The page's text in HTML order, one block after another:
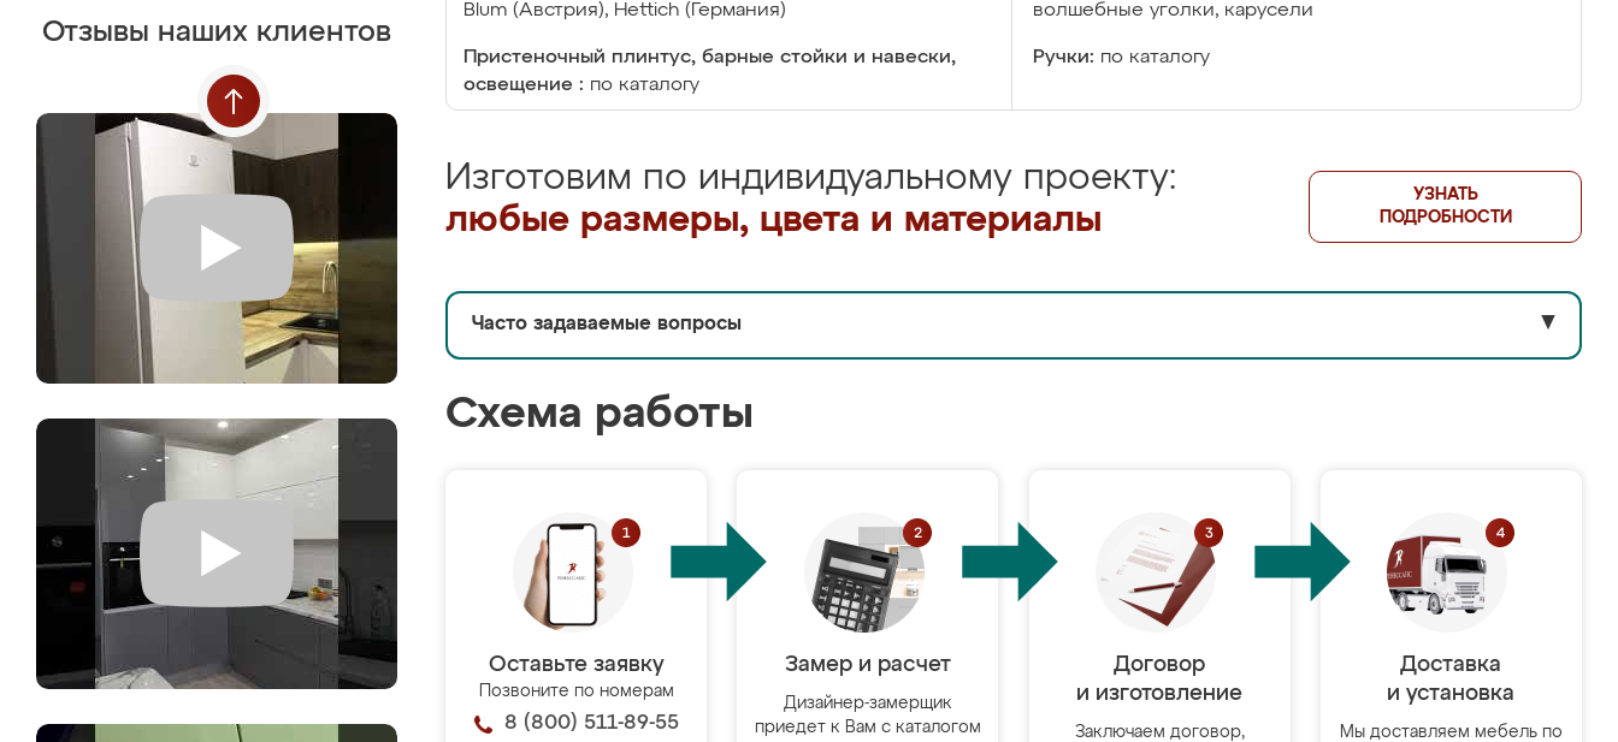
Отзывы наших клиентов
Blum (Австрия), Hettich (Германия)
волшебные уголки, карусели
Пристеночный плинтус, барные стойки и навески,
освещение : по каталогу
Ручки: по каталогу
Изготовим по индивидуальному проекту:
любые размеры, цвета и материалы
УЗНАТЬ
ПОДРОБНОСТИ
Часто задаваемые вопросы ▼
Схема работы
Оставьте заявку
Позвоните по номерам
8 (800) 511-89-55
Замер и расчет
Дизайнер-замерщик
приедет к Вам с каталогом
Договор
и изготовление
Заключаем договор,
Доставка
и установка
Мы доставляем мебель по